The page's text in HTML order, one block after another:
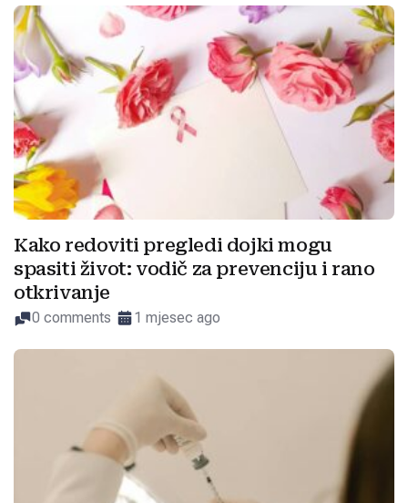
Kako redoviti pregledi dojki mogu
spasiti život: vodič za prevenciju i rano
otkrivanje
0 comments 1 mjesec ago